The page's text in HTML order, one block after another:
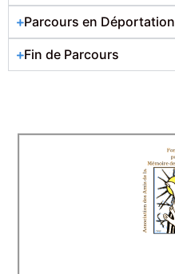
Parcours en Déportation
Fin de Parcours